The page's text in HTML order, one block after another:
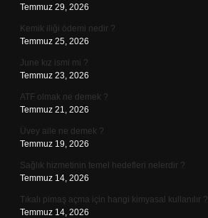
Temmuz 29, 2026
Kemik iliği ödemi nedir ?
Temmuz 25, 2026
June kız ismi mi ?
Temmuz 23, 2026
ATF olmak ne demek ?
Temmuz 21, 2026
Üvey aile ne demek ?
Temmuz 19, 2026
Sağlık hizmetinin temel hedefleri nelerdir ?
Temmuz 14, 2026
Tıkalı pimaş açma için hangi kimyasal kullanılır ?
Temmuz 14, 2026